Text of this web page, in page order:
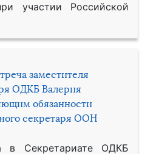
участии Российской
заместителя
ОДКБ Валерия
обязанности
секретаря ООН
Секретариате ОДКБ